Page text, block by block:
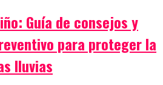
Guía de consejos y
para proteger la
lluvias